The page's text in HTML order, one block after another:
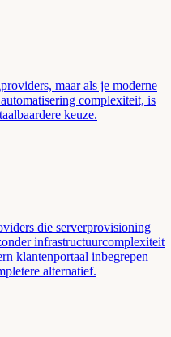
maar als je moderne
complexiteit, is
keuze.
die serverprovisioning
infrastructuurcomplexiteit
klantenportaal inbegrepen —
alternatief.